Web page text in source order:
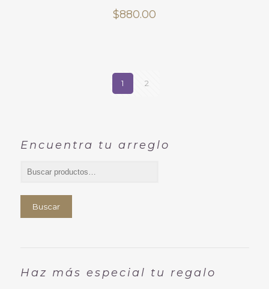
$880.00
1 2
Encuentra tu arreglo
Buscar
Haz más especial tu regalo